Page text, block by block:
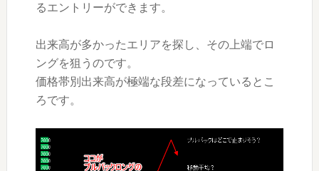
るエントリーができます。
出来高が多かったエリアを探し、その上端でロ
ングを狙うのです。
価格帯別出来高が極端な段差になっているとこ
ろです。